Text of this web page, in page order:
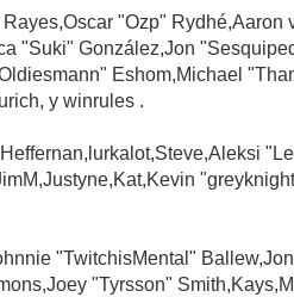
"Ozp"
"Suki" González,Jon
Eshom,Michael
y winrules .
"TwitchisMental"
"Tyrsson"